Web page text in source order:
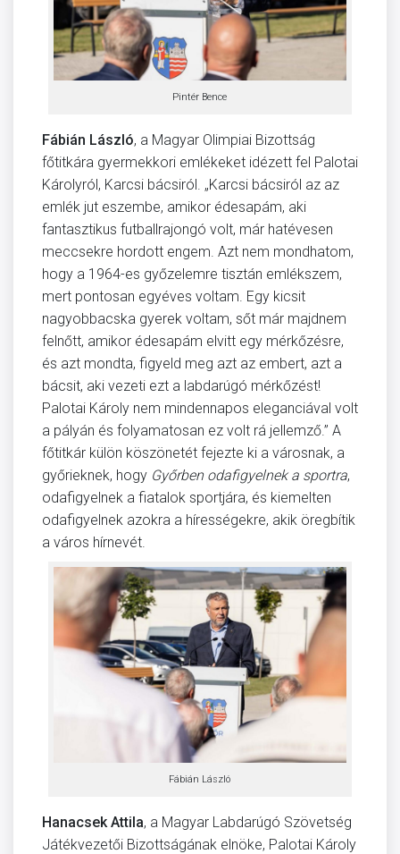
Pintér Bence
Fábián László, a Magyar Olimpiai Bizottság
főtitkára gyermekkori emlékeket idézett fel Palotai
Károlyról, Karcsi bácsiról. „Karcsi bácsiról az az
emlék jut eszembe, amikor édesapám, aki
fantasztikus futballrajongó volt, már hatévesen
meccsekre hordott engem. Azt nem mondhatom,
hogy a 1964-es győzelemre tisztán emlékszem,
mert pontosan egyéves voltam. Egy kicsit
nagyobbacska gyerek voltam, sőt már majdnem
felnőtt, amikor édesapám elvitt egy mérkőzésre,
és azt mondta, figyeld meg azt az embert, azt a
bácsit, aki vezeti ezt a labdarúgó mérkőzést!
Palotai Károly nem mindennapos eleganciával volt
a pályán és folyamatosan ez volt rá jellemző.” A
főtitkár külön köszönetét fejezte ki a városnak, a
győrieknek, hogy Győrben odafigyelnek a sportra,
odafigyelnek a fiatalok sportjára, és kiemelten
odafigyelnek azokra a hírességekre, akik öregbítik
a város hírnevét.
Fábián László
Hanacsek Attila, a Magyar Labdarúgó Szövetség
Játékvezetői Bizottságának elnöke, Palotai Károly